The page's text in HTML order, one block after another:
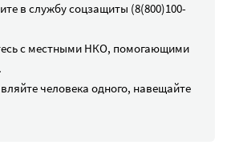
в службу соцзащиты (8(800)100-
с местными НКО, помогающими
человека одного, навещайте